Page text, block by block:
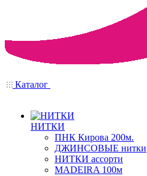
Каталог
НИТКИ
ПНК Кирова 200м.
ДЖИНСОВЫЕ нитки
НИТКИ ассорти
MADEIRA 100м